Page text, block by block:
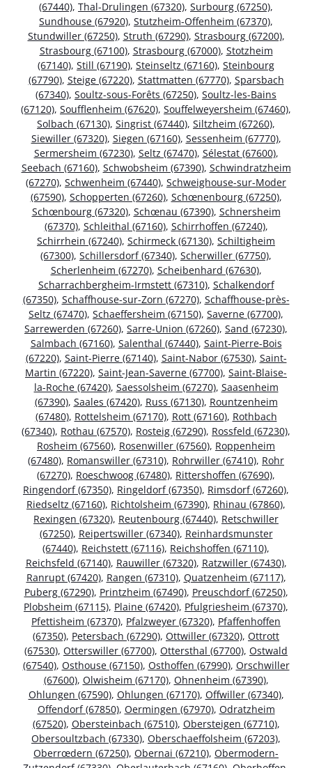
(67440), Thal-Drulingen (67320), Surbourg (67250),
Sundhouse (67920), Stutzheim-Offenheim (67370),
Stundwiller (67250), Struth (67290), Strasbourg (67200),
Strasbourg (67100), Strasbourg (67000), Stotzheim
(67140), Still (67190), Steinseltz (67160), Steinbourg
(67790), Steige (67220), Stattmatten (67770), Sparsbach
(67340), Soultz-sous-Forêts (67250), Soultz-les-Bains
(67120), Soufflenheim (67620), Souffelweyersheim (67460),
Solbach (67130), Singrist (67440), Siltzheim (67260),
Siewiller (67320), Siegen (67160), Sessenheim (67770),
Sermersheim (67230), Seltz (67470), Sélestat (67600),
Seebach (67160), Schwobsheim (67390), Schwindratzheim
(67270), Schwenheim (67440), Schweighouse-sur-Moder
(67590), Schopperten (67260), Schœnenbourg (67250),
Schœnbourg (67320), Schœnau (67390), Schnersheim
(67370), Schleithal (67160), Schirrhoffen (67240),
Schirrhein (67240), Schirmeck (67130), Schiltigheim
(67300), Schillersdorf (67340), Scherwiller (67750),
Scherlenheim (67270), Scheibenhard (67630),
Scharrachbergheim-Irmstett (67310), Schalkendorf
(67350), Schaffhouse-sur-Zorn (67270), Schaffhouse-près-
Seltz (67470), Schaeffersheim (67150), Saverne (67700),
Sarrewerden (67260), Sarre-Union (67260), Sand (67230),
Salmbach (67160), Salenthal (67440), Saint-Pierre-Bois
(67220), Saint-Pierre (67140), Saint-Nabor (67530), Saint-
Martin (67220), Saint-Jean-Saverne (67700), Saint-Blaise-
la-Roche (67420), Saessolsheim (67270), Saasenheim
(67390), Saales (67420), Russ (67130), Rountzenheim
(67480), Rottelsheim (67170), Rott (67160), Rothbach
(67340), Rothau (67570), Rosteig (67290), Rossfeld (67230),
Rosheim (67560), Rosenwiller (67560), Roppenheim
(67480), Romanswiller (67310), Rohrwiller (67410), Rohr
(67270), Roeschwoog (67480), Rittershoffen (67690),
Ringendorf (67350), Ringeldorf (67350), Rimsdorf (67260),
Riedseltz (67160), Richtolsheim (67390), Rhinau (67860),
Rexingen (67320), Reutenbourg (67440), Retschwiller
(67250), Reipertswiller (67340), Reinhardsmunster
(67440), Reichstett (67116), Reichshoffen (67110),
Reichsfeld (67140), Rauwiller (67320), Ratzwiller (67430),
Ranrupt (67420), Rangen (67310), Quatzenheim (67117),
Puberg (67290), Printzheim (67490), Preuschdorf (67250),
Plobsheim (67115), Plaine (67420), Pfulgriesheim (67370),
Pfettisheim (67370), Pfalzweyer (67320), Pfaffenhoffen
(67350), Petersbach (67290), Ottwiller (67320), Ottrott
(67530), Otterswiller (67700), Ottersthal (67700), Ostwald
(67540), Osthouse (67150), Osthoffen (67990), Orschwiller
(67600), Olwisheim (67170), Ohnenheim (67390),
Ohlungen (67590), Ohlungen (67170), Offwiller (67340),
Offendorf (67850), Oermingen (67970), Odratzheim
(67520), Obersteinbach (67510), Obersteigen (67710),
Obersoultzbach (67330), Oberschaeffolsheim (67203),
Oberrœdern (67250), Obernai (67210), Obermodern-